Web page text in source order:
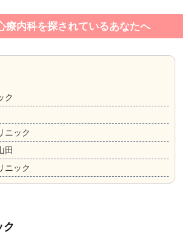
療内科を探されているあなたへ
ク
ニック
田
ニック
ク